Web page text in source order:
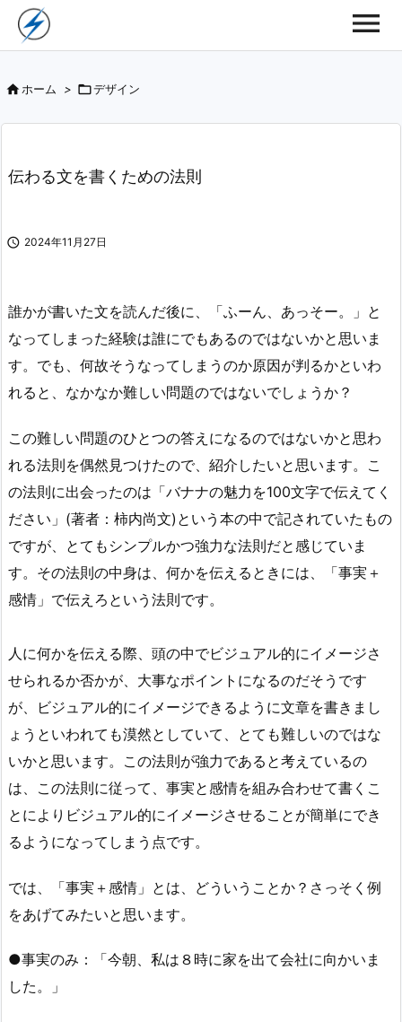
ホーム > デザイン
伝わる文を書くための法則
 2024年11月27日
誰かが書いた文を読んだ後に、「ふーん、あっそー。」と
なってしまった経験は誰にでもあるのではないかと思いま
す。でも、何故そうなってしまうのか原因が判るかといわ
れると、なかなか難しい問題のではないでしょうか？
この難しい問題のひとつの答えになるのではないかと思わ
れる法則を偶然見つけたので、紹介したいと思います。こ
の法則に出会ったのは「バナナの魅力を100文字で伝えてく
ださい」(著者：柿内尚文)という本の中で記されていたもの
ですが、とてもシンプルかつ強力な法則だと感じていま
す。その法則の中身は、何かを伝えるときには、「事実＋
感情」で伝えろという法則です。
人に何かを伝える際、頭の中でビジュアル的にイメージさ
せられるか否かが、大事なポイントになるのだそうです
が、ビジュアル的にイメージできるように文章を書きまし
ょうといわれても漠然としていて、とても難しいのではな
いかと思います。この法則が強力であると考えているの
は、この法則に従って、事実と感情を組み合わせて書くこ
とによりビジュアル的にイメージさせることが簡単にでき
るようになってしまう点です。
では、「事実＋感情」とは、どういうことか？さっそく例
をあげてみたいと思います。
●事実のみ：「今朝、私は８時に家を出て会社に向かいま
した。」